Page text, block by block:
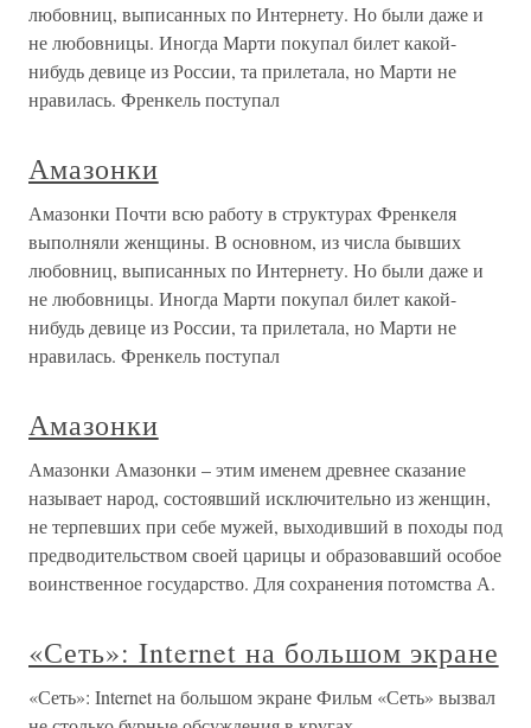
любовниц, выписанных по Интернету. Но были даже и
не любовницы. Иногда Марти покупал билет какой-
нибудь девице из России, та прилетала, но Марти не
нравилась. Френкель поступал
Амазонки
Амазонки Почти всю работу в структурах Френкеля
выполняли женщины. В основном, из числа бывших
любовниц, выписанных по Интернету. Но были даже и
не любовницы. Иногда Марти покупал билет какой-
нибудь девице из России, та прилетала, но Марти не
нравилась. Френкель поступал
Амазонки
Амазонки Амазонки – этим именем древнее сказание
называет народ, состоявший исключительно из женщин,
не терпевших при себе мужей, выходивший в походы под
предводительством своей царицы и образовавший особое
воинственное государство. Для сохранения потомства А.
«Сеть»: Internet на большом экране
«Сеть»: Internet на большом экране Фильм «Сеть» вызвал